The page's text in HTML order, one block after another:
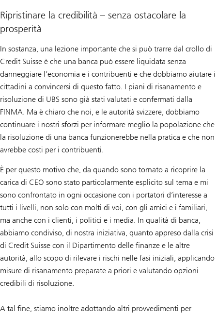
Ripristinare la credibilità – senza ostacolare la
prosperità
In sostanza, una lezione importante che si può trarre dal crollo di
Credit Suisse è che una banca può essere liquidata senza
danneggiare l’economia e i contribuenti e che dobbiamo aiutare i
cittadini a convincersi di questo fatto. I piani di risanamento e
risoluzione di UBS sono già stati valutati e confermati dalla
FINMA. Ma è chiaro che noi, e le autorità svizzere, dobbiamo
continuare i nostri sforzi per informare meglio la popolazione che
la risoluzione di una banca funzionerebbe nella pratica e che non
avrebbe costi per i contribuenti.
È per questo motivo che, da quando sono tornato a ricoprire la
carica di CEO sono stato particolarmente esplicito sul tema e mi
sono confrontato in ogni occasione con i portatori d’interesse a
tutti i livelli, non solo con molti di voi, con gli amici e i familiari,
ma anche con i clienti, i politici e i media. In qualità di banca,
abbiamo condiviso, di nostra iniziativa, quanto appreso dalla crisi
di Credit Suisse con il Dipartimento delle finanze e le altre
autorità, allo scopo di rilevare i rischi nelle fasi iniziali, applicando
misure di risanamento preparate a priori e valutando opzioni
credibili di risoluzione.
A tal fine, stiamo inoltre adottando altri provvedimenti per